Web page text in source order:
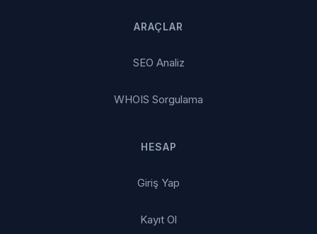
ARAÇLAR
SEO Analiz
WHOIS Sorgulama
HESAP
Giriş Yap
Kayıt Ol